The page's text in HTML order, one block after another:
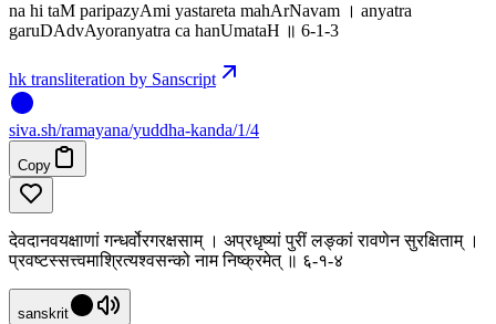
na hi taM paripazyAmi yastareta mahArNavam । anyatra
garuDAdvAyoranyatra ca hanUmataH ॥ 6-1-3
hk transliteration by Sanscript
siva.sh/ramayana/yuddha-kanda/1/4
Copy
देवदानवयक्षाणां गन्धर्वोरगरक्षसाम् । अप्रधृष्यां पुरीं लङ्कां रावणेन सुरक्षिताम् ।
प्रवष्टस्सत्त्वमाश्रित्यश्वसन्को नाम निष्क्रमेत् ॥ ६-१-४
sanskrit